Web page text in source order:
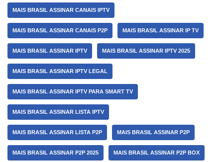
MAIS BRASIL ASSINAR CANAIS IPTV
MAIS BRASIL ASSINAR CANAIS P2P MAIS BRASIL ASSINAR IP TV
MAIS BRASIL ASSINAR IPTV MAIS BRASIL ASSINAR IPTV 2025
MAIS BRASIL ASSINAR IPTV LEGAL
MAIS BRASIL ASSINAR IPTV PARA SMART TV
MAIS BRASIL ASSINAR LISTA IPTV
MAIS BRASIL ASSINAR LISTA P2P MAIS BRASIL ASSINAR P2P
MAIS BRASIL ASSINAR P2P 2025 MAIS BRASIL ASSINAR P2P BOX